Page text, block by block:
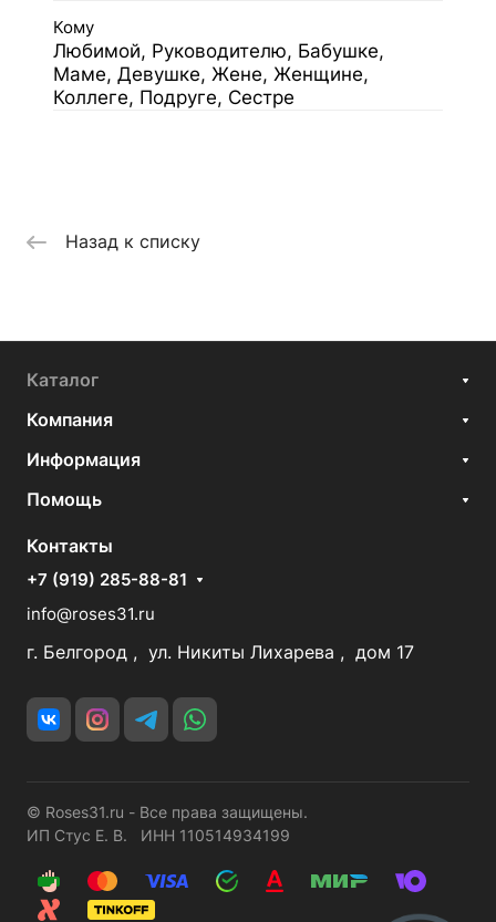
Кому
Любимой, Руководителю, Бабушке,
Маме, Девушке, Жене, Женщине,
Коллеге, Подруге, Сестре
Назад к списку
Каталог
Компания
Информация
Помощь
Контакты
+7 (919) 285-88-81
info@roses31.ru
г. Белгород , ул. Никиты Лихарева , дом 17
© Roses31.ru - Все права защищены.
ИП Стус Е. В. ИНН 110514934199